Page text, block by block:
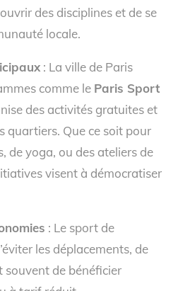
des disciplines et de se
locale.
: La ville de Paris
comme le Paris Sport
des activités gratuites et
quartiers. Que ce soit pour
de yoga, ou des ateliers de
visent à démocratiser
: Le sport de
les déplacements, de
souvent de bénéficier